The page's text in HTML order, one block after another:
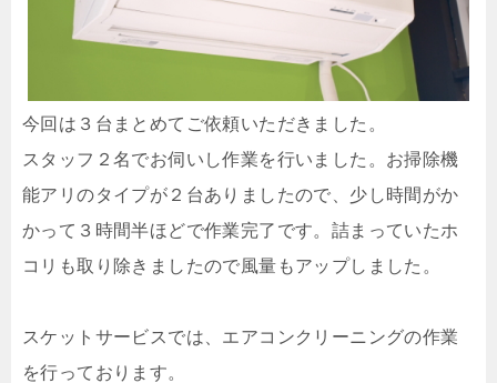
今回は３台まとめてご依頼いただきました。
スタッフ２名でお伺いし作業を行いました。お掃除機
能アリのタイプが２台ありましたので、少し時間がか
かって３時間半ほどで作業完了です。詰まっていたホ
コリも取り除きましたので風量もアップしました。
スケットサービスでは、エアコンクリーニングの作業
を行っております。